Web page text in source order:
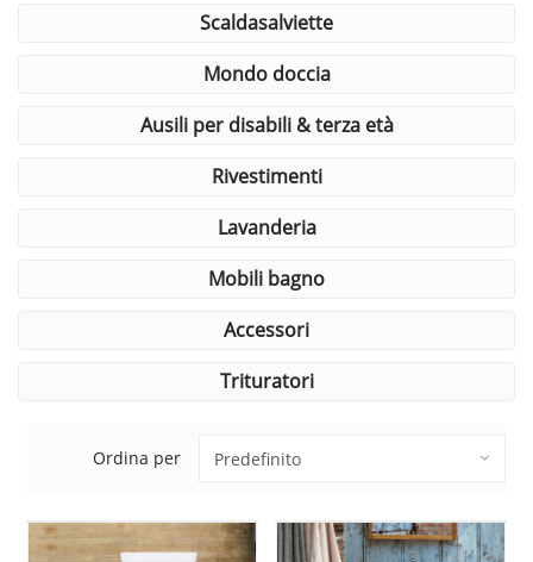
scaldasalviette
mondo doccia
ausili per disabili & terza età
rivestimenti
lavanderia
mobili bagno
accessori
trituratori
Ordina per